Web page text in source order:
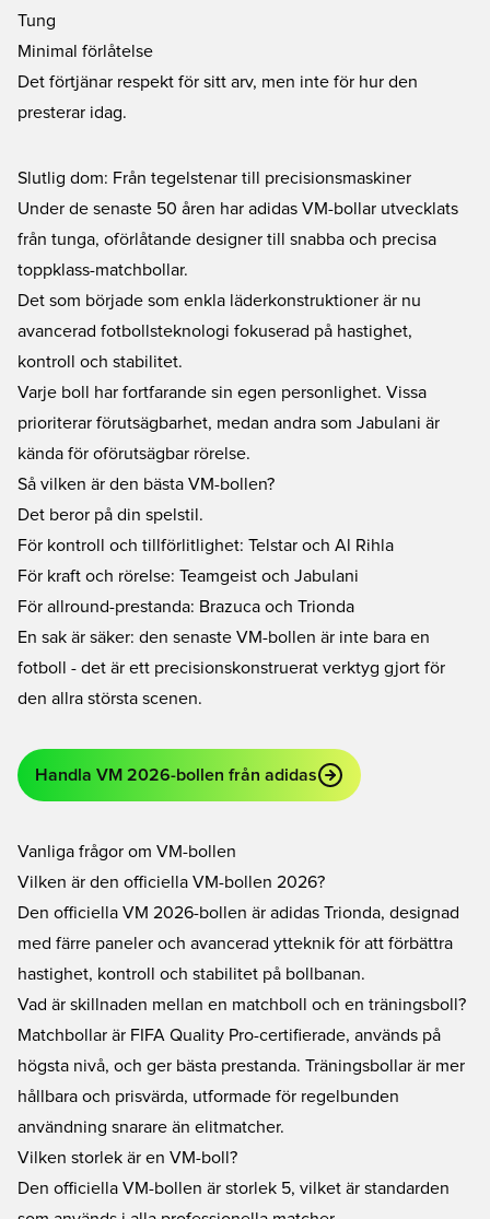
Tung
Minimal förlåtelse
Det förtjänar respekt för sitt arv, men inte för hur den
presterar idag.
Slutlig dom: Från tegelstenar till precisionsmaskiner
Under de senaste 50 åren har adidas VM-bollar utvecklats
från tunga, oförlåtande designer till snabba och precisa
toppklass-matchbollar.
Det som började som enkla läderkonstruktioner är nu
avancerad fotbollsteknologi fokuserad på hastighet,
kontroll och stabilitet.
Varje boll har fortfarande sin egen personlighet. Vissa
prioriterar förutsägbarhet, medan andra som Jabulani är
kända för oförutsägbar rörelse.
Så vilken är den bästa VM-bollen?
Det beror på din spelstil.
För kontroll och tillförlitlighet: Telstar och Al Rihla
För kraft och rörelse: Teamgeist och Jabulani
För allround-prestanda: Brazuca och Trionda
En sak är säker: den senaste VM-bollen är inte bara en
fotboll - det är ett precisionskonstruerat verktyg gjort för
den allra största scenen.
Handla VM 2026-bollen från adidas
Vanliga frågor om VM-bollen
Vilken är den officiella VM-bollen 2026?
Den officiella VM 2026-bollen är adidas Trionda, designad
med färre paneler och avancerad ytteknik för att förbättra
hastighet, kontroll och stabilitet på bollbanan.
Vad är skillnaden mellan en matchboll och en träningsboll?
Matchbollar är FIFA Quality Pro-certifierade, används på
högsta nivå, och ger bästa prestanda. Träningsbollar är mer
hållbara och prisvärda, utformade för regelbunden
användning snarare än elitmatcher.
Vilken storlek är en VM-boll?
Den officiella VM-bollen är storlek 5, vilket är standarden